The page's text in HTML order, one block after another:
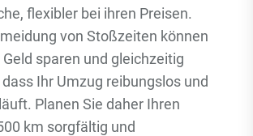
flexibler bei ihren Preisen.
von Stoßzeiten können
sparen und gleichzeitig
Ihr Umzug reibungslos und
Planen Sie daher Ihren
km sorgfältig und